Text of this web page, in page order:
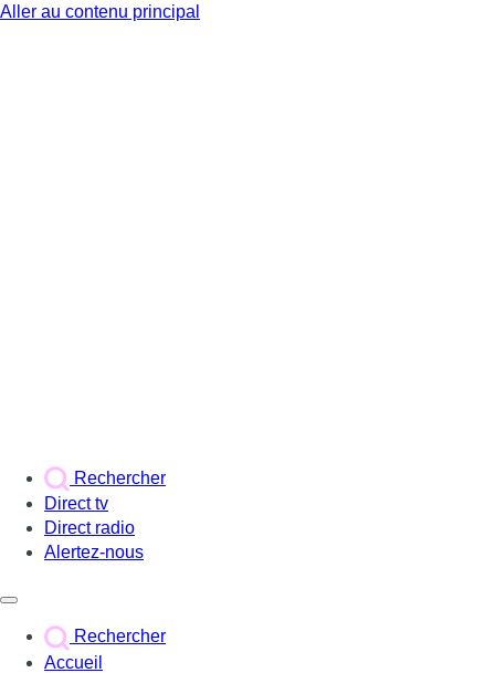
Aller au contenu principal
Rechercher
Direct tv
Direct radio
Alertez-nous
Rechercher
Accueil